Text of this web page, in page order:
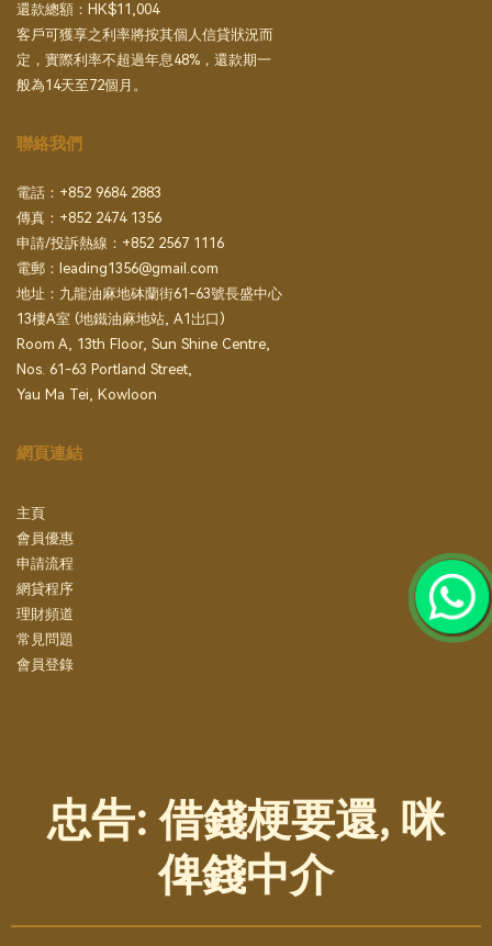
還款總額：HK$11,004
客戶可獲享之利率將按其個人信貸狀況而
定，實際利率不超過年息48%，還款期一
般為14天至72個月。
聯絡我們
電話：+852 9684 2883
傳真：+852 2474 1356
申請/投訴熱線：+852 2567 1116
電郵： leading1356@gmail.com
地址：九龍油麻地砵蘭街61-63號長盛中心
13樓A室 (地鐵油麻地站, A1岀口)
Room A, 13th Floor, Sun Shine Centre,
Nos. 61-63 Portland Street,
Yau Ma Tei, Kowloon
網頁連結
主頁
會員優惠
申請流程
網貸程序
理財頻道
常見問題
會員登錄
忠告: 借錢梗要還, 咪
俾錢中介